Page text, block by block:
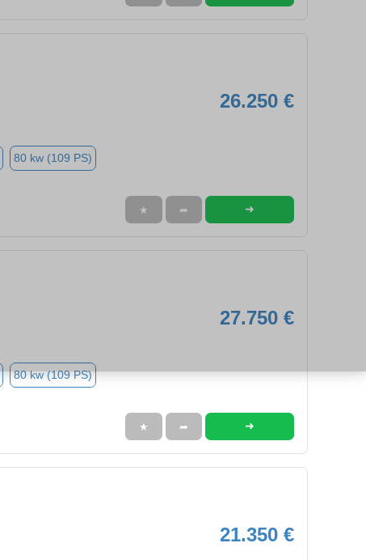
26.250 €
80 kw (109 PS)
★ ➦ ➜
27.750 €
80 kw (109 PS)
★ ➦ ➜
21.350 €